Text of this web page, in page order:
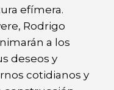
efímera.
Rodrigo
a los
deseos y
cotidianos y